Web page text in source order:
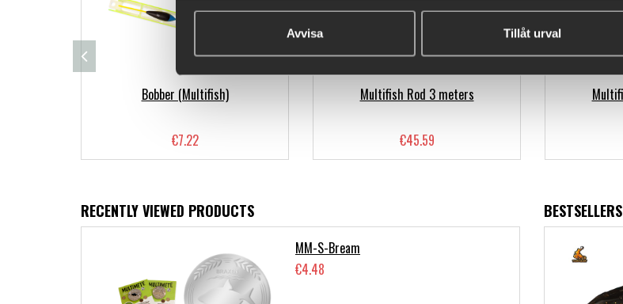
Avvisa Tillåt urval
Bobber (Multifish)
€7.22
Multifish Rod 3 meters
€45.59
RECENTLY VIEWED PRODUCTS
MM-S-Bream
€4.48
BESTSELLERS